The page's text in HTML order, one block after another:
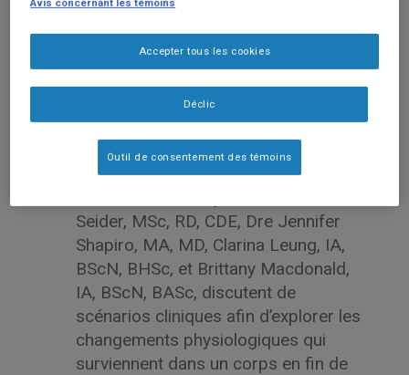
Dans cet enregistrement d’un
Seider, MSc, RD, CDE, Dre Jennifer
Shapiro, MA, MD, Clarina Leung, IA,
BScN, BHSc, et Brittany Macdonald,
IA, BScN, BASc, discutent de
scénarios cliniques afin d’explorer les
changements physiologiques qui
surviennent dans un corps en fin de
Déclic
Accepter tous les cookies
Outil de consentement des témoins